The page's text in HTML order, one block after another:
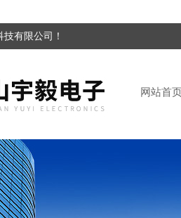
有限公司！
网站首